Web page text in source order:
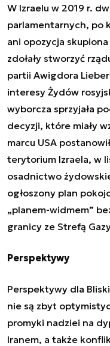
W Izraelu w 2019 r.
parlamentarnych, po
ani opozycja
zdołały stworzyć
partii Awigdora
interesy Żydów
wyborcza sprzyjała
decyzji, które miały
marcu USA
terytorium Izraela, w
osadnictwo
ogłoszony plan
„planem-widmem”
granicy ze Strefą
Perspektywy
Perspektywy dla
nie są zbyt
promyki nadziei na
Iranem, a także